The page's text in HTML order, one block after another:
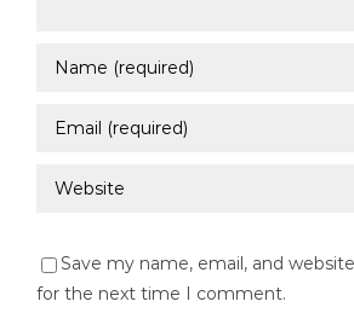
Save my name, email, and
for the next time I comment.